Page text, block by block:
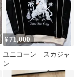
¥71,000
ユニコーン スカジャ
ン